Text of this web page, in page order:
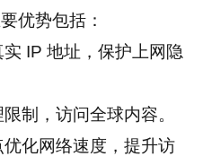
优势包括：
IP 地址，保护上网隐
制，访问全球内容。
化网络速度，提升访